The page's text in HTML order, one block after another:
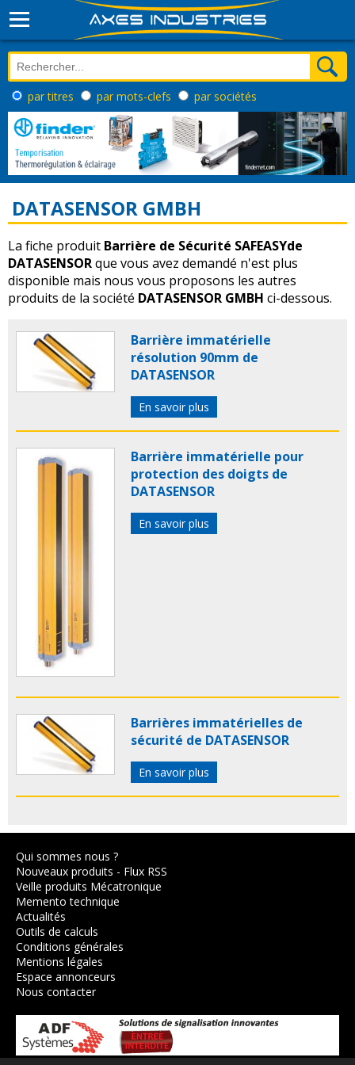
par titres par mots-clefs par sociétés
DATASENSOR GMBH
La fiche produit Barrière de Sécurité SAFEASYde
DATASENSORque vous avez demandé n'est plus
disponible mais nous vous proposons les autres
produits de la société DATASENSOR GMBH ci-dessous.
Barrière immatérielle
résolution 90mm de
DATASENSOR
En savoir plus
Barrière immatérielle pour
protection des doigts de
DATASENSOR
En savoir plus
Barrières immatérielles de
sécurité de DATASENSOR
En savoir plus
Qui sommes nous ?
Nouveaux produits - Flux RSS
Veille produits Mécatronique
Memento technique
Actualités
Outils de calculs
Conditions générales
Mentions légales
Espace annonceurs
Nous contacter